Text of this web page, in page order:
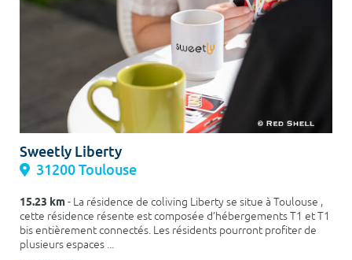
Sweetly Liberty
31200 Toulouse
15.23 km- La résidence de coliving Liberty se situe à Toulouse ,
cette résidence résente est composée d’hébergements T1 et T1
bis entièrement connectés. Les résidents pourront profiter de
plusieurs espaces ...